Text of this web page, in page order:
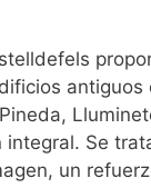
antiguos
integral. Se
un